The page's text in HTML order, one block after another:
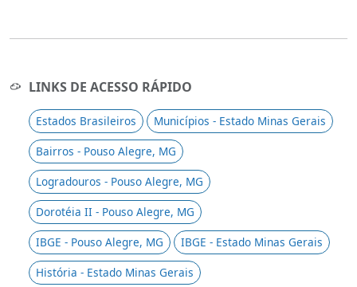
LINKS DE ACESSO RÁPIDO
Estados Brasileiros
Municípios - Estado Minas Gerais
Bairros - Pouso Alegre, MG
Logradouros - Pouso Alegre, MG
Dorotéia II - Pouso Alegre, MG
IBGE - Pouso Alegre, MG
IBGE - Estado Minas Gerais
História - Estado Minas Gerais